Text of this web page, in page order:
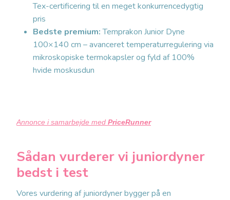
Tex-certificering til en meget konkurrencedygtig
pris
Bedste premium:Temprakon Junior Dyne
100×140 cm – avanceret temperaturregulering via
mikroskopiske termokapsler og fyld af 100%
hvide moskusdun
Annonce i samarbejde med PriceRunner
Sådan vurderer vi juniordyner
bedst i test
Vores vurdering af juniordyner bygger på en